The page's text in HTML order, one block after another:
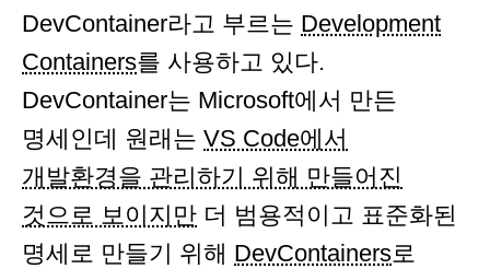
DevContainer라고 부르는 Development
Containers를 사용하고 있다.
DevContainer는 Microsoft에서 만든
명세인데 원래는 VS Code에서
개발환경을 관리하기 위해 만들어진
것으로 보이지만 더 범용적이고 표준화된
명세로 만들기 위해 DevContainers로